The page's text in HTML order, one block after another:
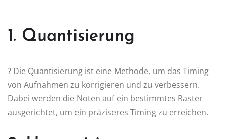
1. Quantisierung
? Die Quantisierung ist eine Methode, um das Timing
von Aufnahmen zu korrigieren und zu verbessern.
Dabei werden die Noten auf ein bestimmtes Raster
ausgerichtet, um ein präziseres Timing zu erreichen.